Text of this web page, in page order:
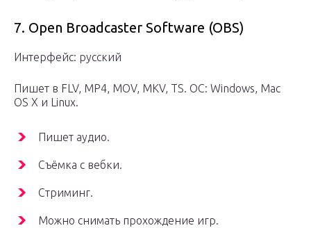
7. Open Broadcaster Software (OBS)
Интерфейс: русский
Пишет в FLV, MP4, MOV, MKV, TS. ОС: Windows, Mac
OS X и Linux.
Пишет аудио.
Съёмка с вебки.
Стриминг.
Можно снимать прохождение игр.